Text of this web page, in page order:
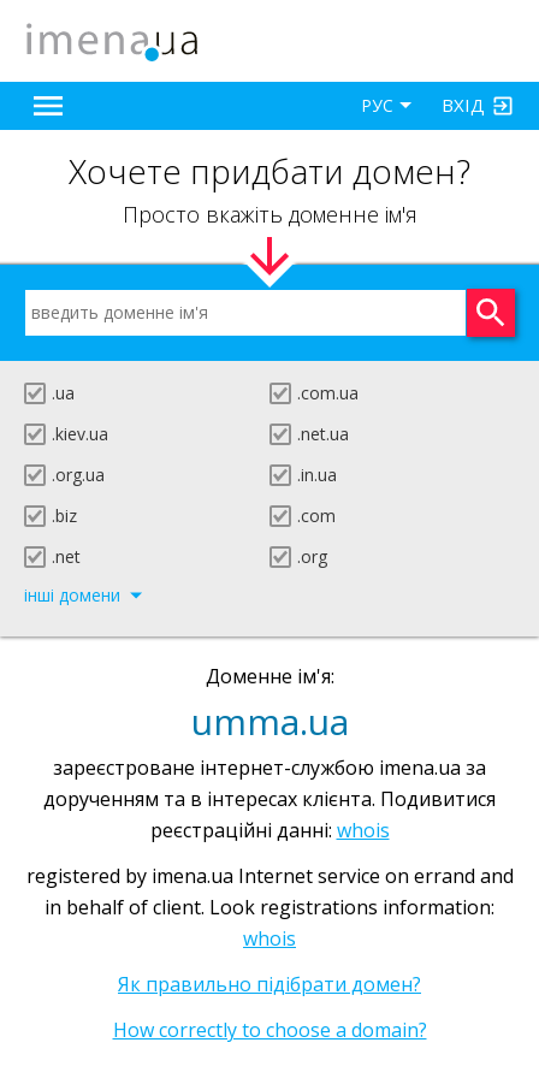
ВХІД
РУС
Хочете придбати домен?
Просто вкажіть доменне ім'я
.ua
.com.ua
.kiev.ua
.net.ua
.org.ua
.in.ua
.biz
.com
.net
.org
інші домени
Доменне ім'я:
umma.ua
зареєстроване інтернет-службою imena.ua за
дорученням та в інтересах клієнта. Подивитися
реєстраційні данні: whois
registered by imena.ua Internet service on errand and
in behalf of client. Look registrations information:
whois
Як правильно підібрати домен?
How correctly to choose a domain?